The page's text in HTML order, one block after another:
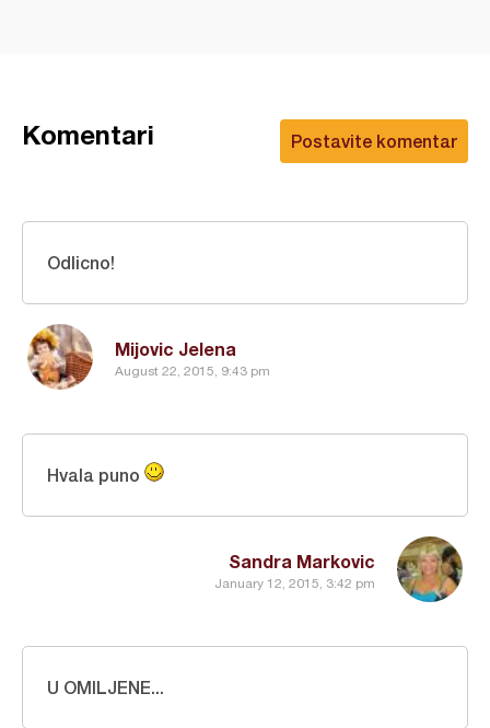
Postavite komentar
Komentari
Mijovic Jelena
August 22, 2015, 9:43 pm
Odlicno!
Sandra Markovic
January 12, 2015, 3:42 pm
Hvala puno
U OMILJENE...